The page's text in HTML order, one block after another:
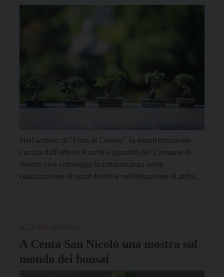
Nell’ambito di “Fiori al Centro”, la manifestazione
curata dall’ufficio Parchi e giardini del Comune di
Trento che coinvolge la cittadinanza nella
realizzazione di spazi fioriti e nell’ideazione di attività
A Centa San Nicolò una mostra sul
mondo dei bonsai